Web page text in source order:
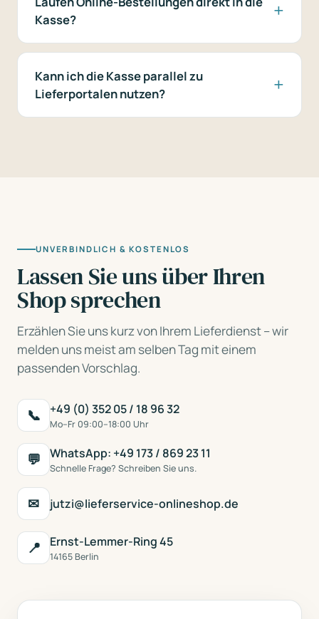
Kasse?
Kann ich die Kasse parallel zu
Lieferportalen nutzen?
UNVERBINDLICH & KOSTENLOS
Lassen Sie uns über Ihren
Shop sprechen
Erzählen Sie uns kurz von Ihrem Lieferdienst – wir
melden uns meist am selben Tag mit einem
passenden Vorschlag.
📞 +49 (0) 352 05 / 18 96 32
Mo–Fr 09:00–18:00 Uhr
💬 WhatsApp: +49 173 / 869 23 11
Schnelle Frage? Schreiben Sie uns.
✉ jutzi@lieferservice-onlineshop.de
📍 Ernst-Lemmer-Ring 45
14165 Berlin